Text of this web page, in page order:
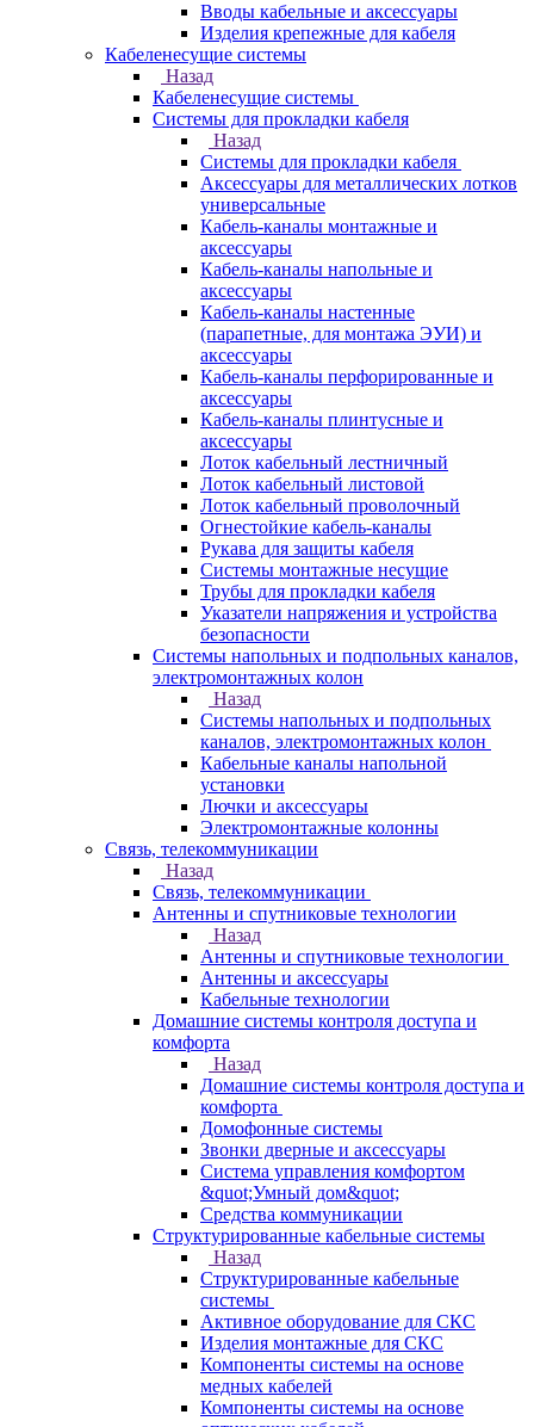
Вводы кабельные и аксессуары
Изделия крепежные для кабеля
Кабеленесущие системы
Назад
Кабеленесущие системы
Системы для прокладки кабеля
Назад
Системы для прокладки кабеля
Аксессуары для металлических лотков
универсальные
Кабель-каналы монтажные и
аксессуары
Кабель-каналы напольные и
аксессуары
Кабель-каналы настенные
(парапетные, для монтажа ЭУИ) и
аксессуары
Кабель-каналы перфорированные и
аксессуары
Кабель-каналы плинтусные и
аксессуары
Лоток кабельный лестничный
Лоток кабельный листовой
Лоток кабельный проволочный
Огнестойкие кабель-каналы
Рукава для защиты кабеля
Системы монтажные несущие
Трубы для прокладки кабеля
Указатели напряжения и устройства
безопасности
Системы напольных и подпольных каналов,
электромонтажных колон
Назад
Системы напольных и подпольных
каналов, электромонтажных колон
Кабельные каналы напольной
установки
Лючки и аксессуары
Электромонтажные колонны
Связь, телекоммуникации
Назад
Связь, телекоммуникации
Антенны и спутниковые технологии
Назад
Антенны и спутниковые технологии
Антенны и аксессуары
Кабельные технологии
Домашние системы контроля доступа и
комфорта
Назад
Домашние системы контроля доступа и
комфорта
Домофонные системы
Звонки дверные и аксессуары
Система управления комфортом
&quot;Умный дом&quot;
Средства коммуникации
Структурированные кабельные системы
Назад
Структурированные кабельные
системы
Активное оборудование для СКС
Изделия монтажные для СКС
Компоненты системы на основе
медных кабелей
Компоненты системы на основе